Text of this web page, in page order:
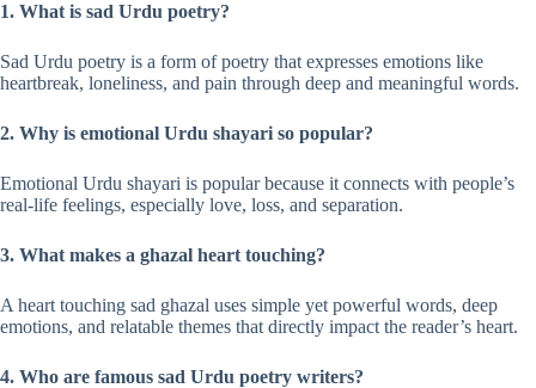
1. What is sad Urdu poetry?
Sad Urdu poetry is a form of poetry that expresses emotions like
heartbreak, loneliness, and pain through deep and meaningful words.
2. Why is emotional Urdu shayari so popular?
Emotional Urdu shayari is popular because it connects with people’s
real-life feelings, especially love, loss, and separation.
3. What makes a ghazal heart touching?
A heart touching sad ghazal uses simple yet powerful words, deep
emotions, and relatable themes that directly impact the reader’s heart.
4. Who are famous sad Urdu poetry writers?